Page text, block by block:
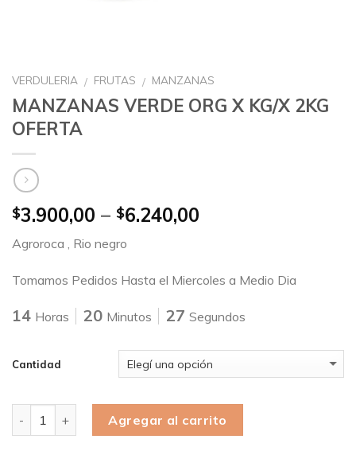
VERDULERIA / FRUTAS / MANZANAS
MANZANAS VERDE ORG X KG/X 2KG
OFERTA
$3.900,00 – $6.240,00
Agroroca , Rio negro
Tomamos Pedidos Hasta el Miercoles a Medio Dia
14 Horas 20 Minutos 26 Segundos
Cantidad
Agregar al carrito